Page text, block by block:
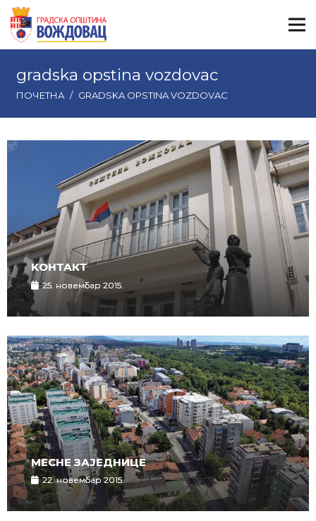
gradska opstina vozdovac
ПОЧЕТНА / GRADSKA OPSTINA VOZDOVAC
КОНТАКТ
25. новембар 2015.
МЕСНЕ ЗАЈЕДНИЦЕ
22. новембар 2015.